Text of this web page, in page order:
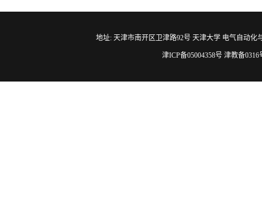
地址: 天津市南开区卫津路92号 天津大学 电气自动化
津ICP备05004358号 津教备